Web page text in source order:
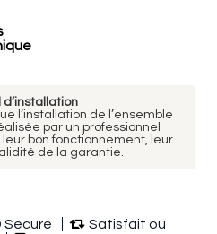
d’installation
l’installation de l’ensemble
par un professionnel
bon fonctionnement, leur
de la garantie.
Secure
Satisfait ou